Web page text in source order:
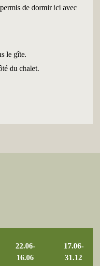
de dormir ici avec
le gîte.
du chalet.
22.06-
16.06
17.06-
31.12